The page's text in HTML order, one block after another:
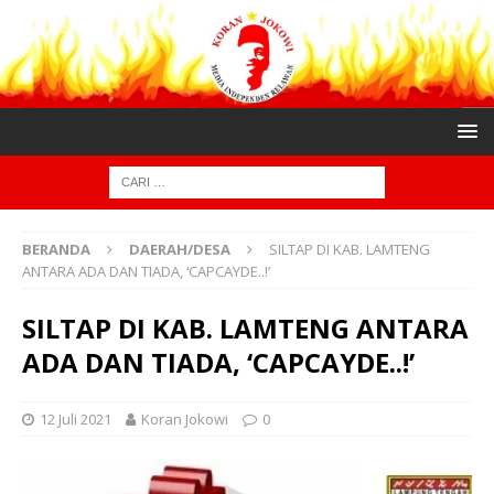
BERANDA DAERAH/DESA
SILTAP DI KAB. LAMTENG
ANTARA ADA DAN TIADA, ‘CAPCAYDE..!’
SILTAP DI KAB. LAMTENG ANTARA
ADA DAN TIADA, ‘CAPCAYDE..!’
12 Juli 2021 Koran Jokowi 0